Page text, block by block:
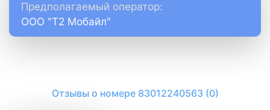
Предполагаемый оператор:
ООО "Т2 Мобайл"
Отзывы о номере 83012240563 (0)